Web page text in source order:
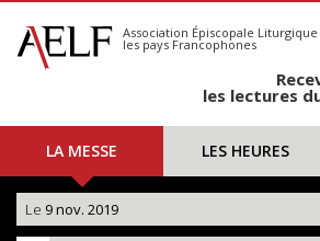
S'abonner
Calendrier
Association Épiscopale Liturgique
les pays Francophones
les lectures
LA MESSE LES HEURES
Le 9 nov. 2019